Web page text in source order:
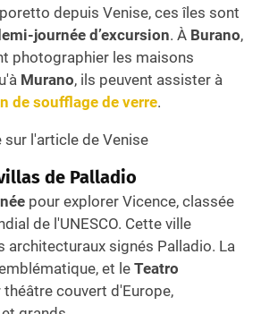
depuis Venise, ces îles sont
journée d’excursion. À Burano,
photographier les maisons
Murano, ils peuvent assister à
de soufflage de verre.
sur l'article de Venise
de Palladio
pour explorer Vicence, classée
de l'UNESCO. Cette ville
architecturaux signés Palladio. La
et leTeatro
théâtre couvert d'Europe,